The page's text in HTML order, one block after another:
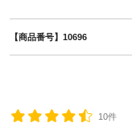
【商品番号】10696
10件